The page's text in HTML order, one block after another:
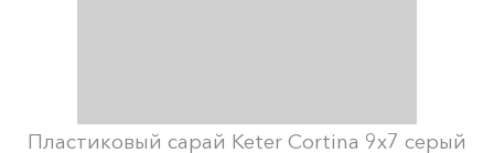
Пластиковый сарай Keter Cortina 9х7 серый